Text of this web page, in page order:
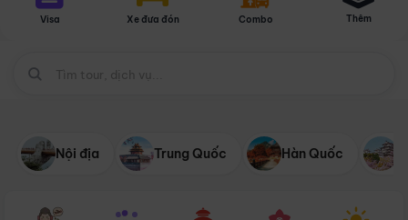
Visa Xe đưa đón Combo Thêm
Nội địa Trung Quốc Hàn Quốc